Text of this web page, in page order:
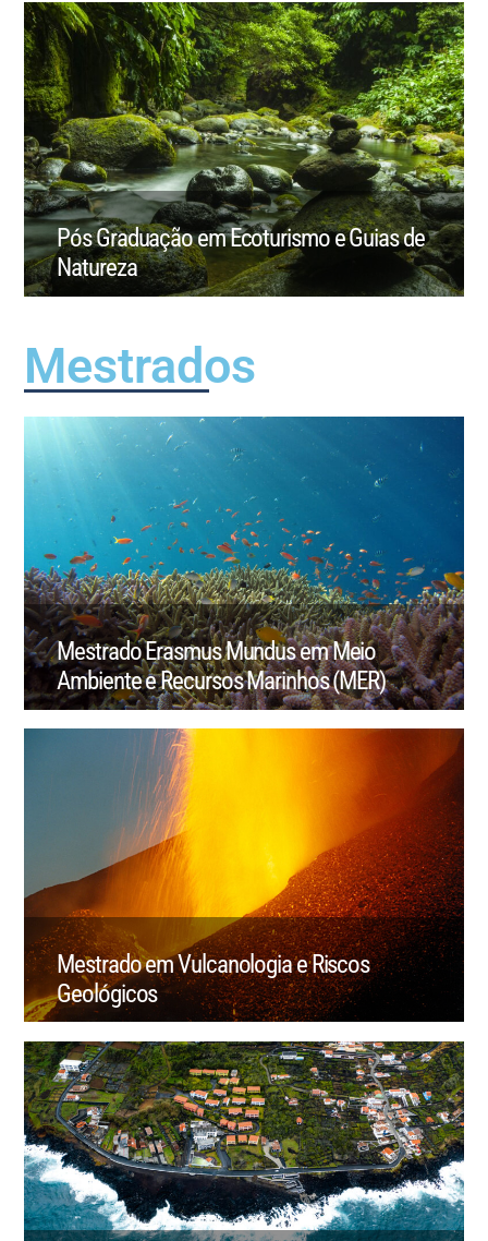
Pós Graduação em Ecoturismo e Guias de
Natureza
Mestrados
Mestrado Erasmus Mundus em Meio
Ambiente e Recursos Marinhos (MER)
Mestrado em Vulcanologia e Riscos
Geológicos